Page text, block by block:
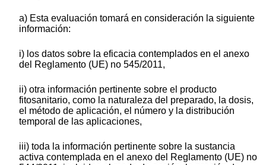
a) Esta evaluación tomará en consideración la siguiente
información:
i) los datos sobre la eficacia contemplados en el anexo
del Reglamento (UE) no 545/2011,
ii) otra información pertinente sobre el producto
fitosanitario, como la naturaleza del preparado, la dosis,
el método de aplicación, el número y la distribución
temporal de las aplicaciones,
iii) toda la información pertinente sobre la sustancia
activa contemplada en el anexo del Reglamento (UE) no